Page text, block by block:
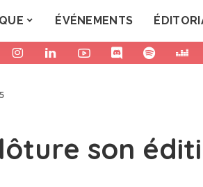
ÉVÉNEMENTS
son